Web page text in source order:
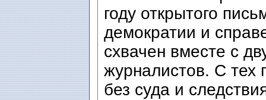
году открытого
демократии и
схвачен вместе с
журналистов. С тех
без суда и